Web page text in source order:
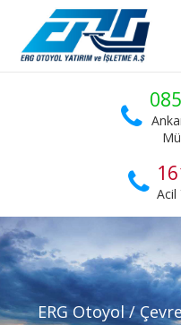
Skip to navigation
Skip to content
ERG Otoyol
Ankara Niğde Otoyol Projesi
Acil
ERG Otoyol/